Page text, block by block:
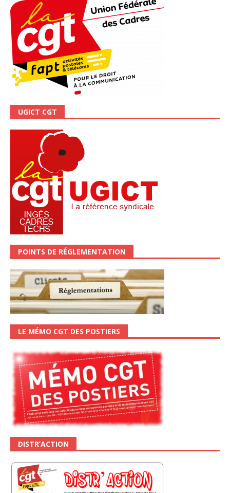
UGICT CGT
POINTS DE RÉGLEMENTATION
LE MÉMO CGT DES POSTIERS
DISTR’ACTION